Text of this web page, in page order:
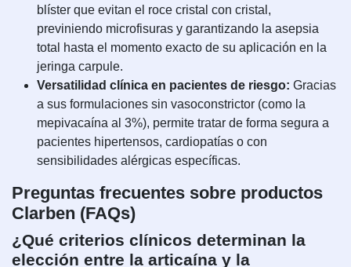
blíster que evitan el roce cristal con cristal,
previniendo microfisuras y garantizando la asepsia
total hasta el momento exacto de su aplicación en la
jeringa carpule.
Versatilidad clínica en pacientes de riesgo: Gracias
a sus formulaciones sin vasoconstrictor (como la
mepivacaína al 3%), permite tratar de forma segura a
pacientes hipertensos, cardiopatías o con
sensibilidades alérgicas específicas.
Preguntas frecuentes sobre productos
Clarben (FAQs)
¿Qué criterios clínicos determinan la
elección entre la articaína y la